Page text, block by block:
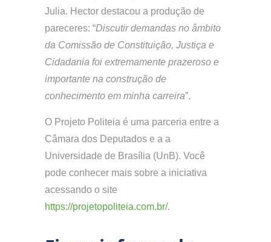
Julia. Hector destacou a produção de
pareceres: “Discutir demandas no âmbito
da Comissão de Constituição, Justiça e
Cidadania foi extremamente prazeroso e
importante na construção de
conhecimento em minha carreira”.
O Projeto Politeia é uma parceria entre a
Câmara dos Deputados e a a
Universidade de Brasília (UnB). Você
pode conhecer mais sobre a iniciativa
acessando o site
https://projetopoliteia.com.br/.